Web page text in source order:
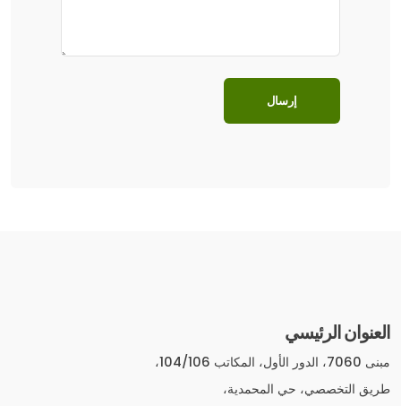
العنوان الرئيسي
مبنى 7060، الدور الأول، المكاتب 104/106،
طريق التخصصي، حي المحمدية،